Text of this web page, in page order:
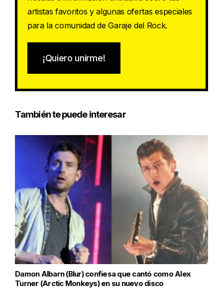
artistas favoritos y algunas ofertas especiales
para la comunidad de Garaje del Rock.
¡Quiero unirme!
También te puede interesar
Damon Albarn (Blur) confiesa que cantó como Alex
Turner (Arctic Monkeys) en su nuevo disco